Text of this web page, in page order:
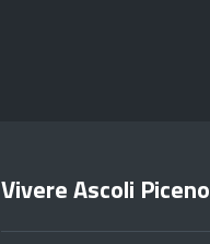
Vivere Ascoli Piceno